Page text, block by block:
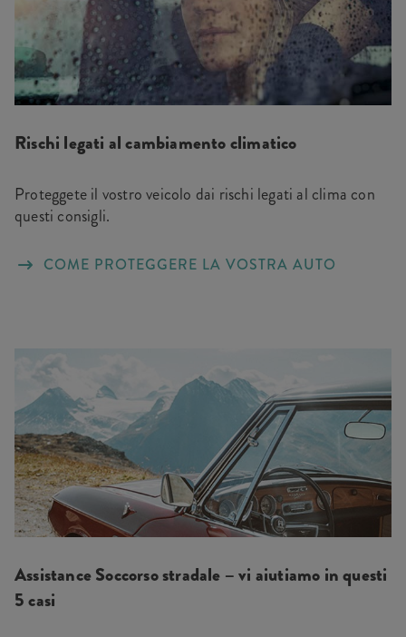
Rischi legati al cambiamento climatico
Proteggete il vostro veicolo dai rischi legati al clima con
questi consigli.
COME PROTEGGERE LA VOSTRA AUTO
Assistance Soccorso stradale – vi aiutiamo in questi
5 casi